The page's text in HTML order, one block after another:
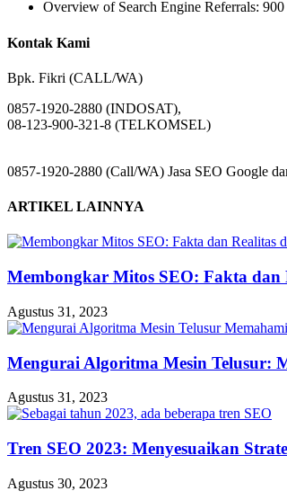
Overview of Search Engine Referrals: 900
Kontak Kami
Bpk. Fikri (CALL/WA)
0857-1920-2880 (INDOSAT),
08-123-900-321-8 (TELKOMSEL)
0857-1920-2880 (Call/WA) Jasa SEO Google
ARTIKEL LAINNYA
Membongkar Mitos SEO: Fakta dan
Agustus 31, 2023
Mengurai Algoritma Mesin Telusur:
Agustus 31, 2023
Tren SEO 2023: Menyesuaikan
Agustus 30, 2023